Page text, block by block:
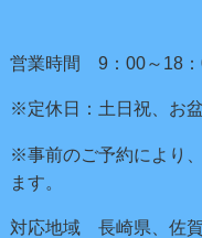
営業時間 9：00～18
※定休日：土日祝、お
※事前のご予約により
ます。
対応地域 長崎県、佐